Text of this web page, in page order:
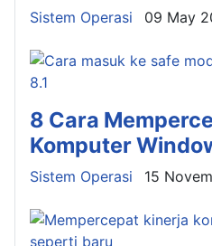
Details
Sistem Operasi 09 May
8 Cara
Komputer
Details
Sistem Operasi 15